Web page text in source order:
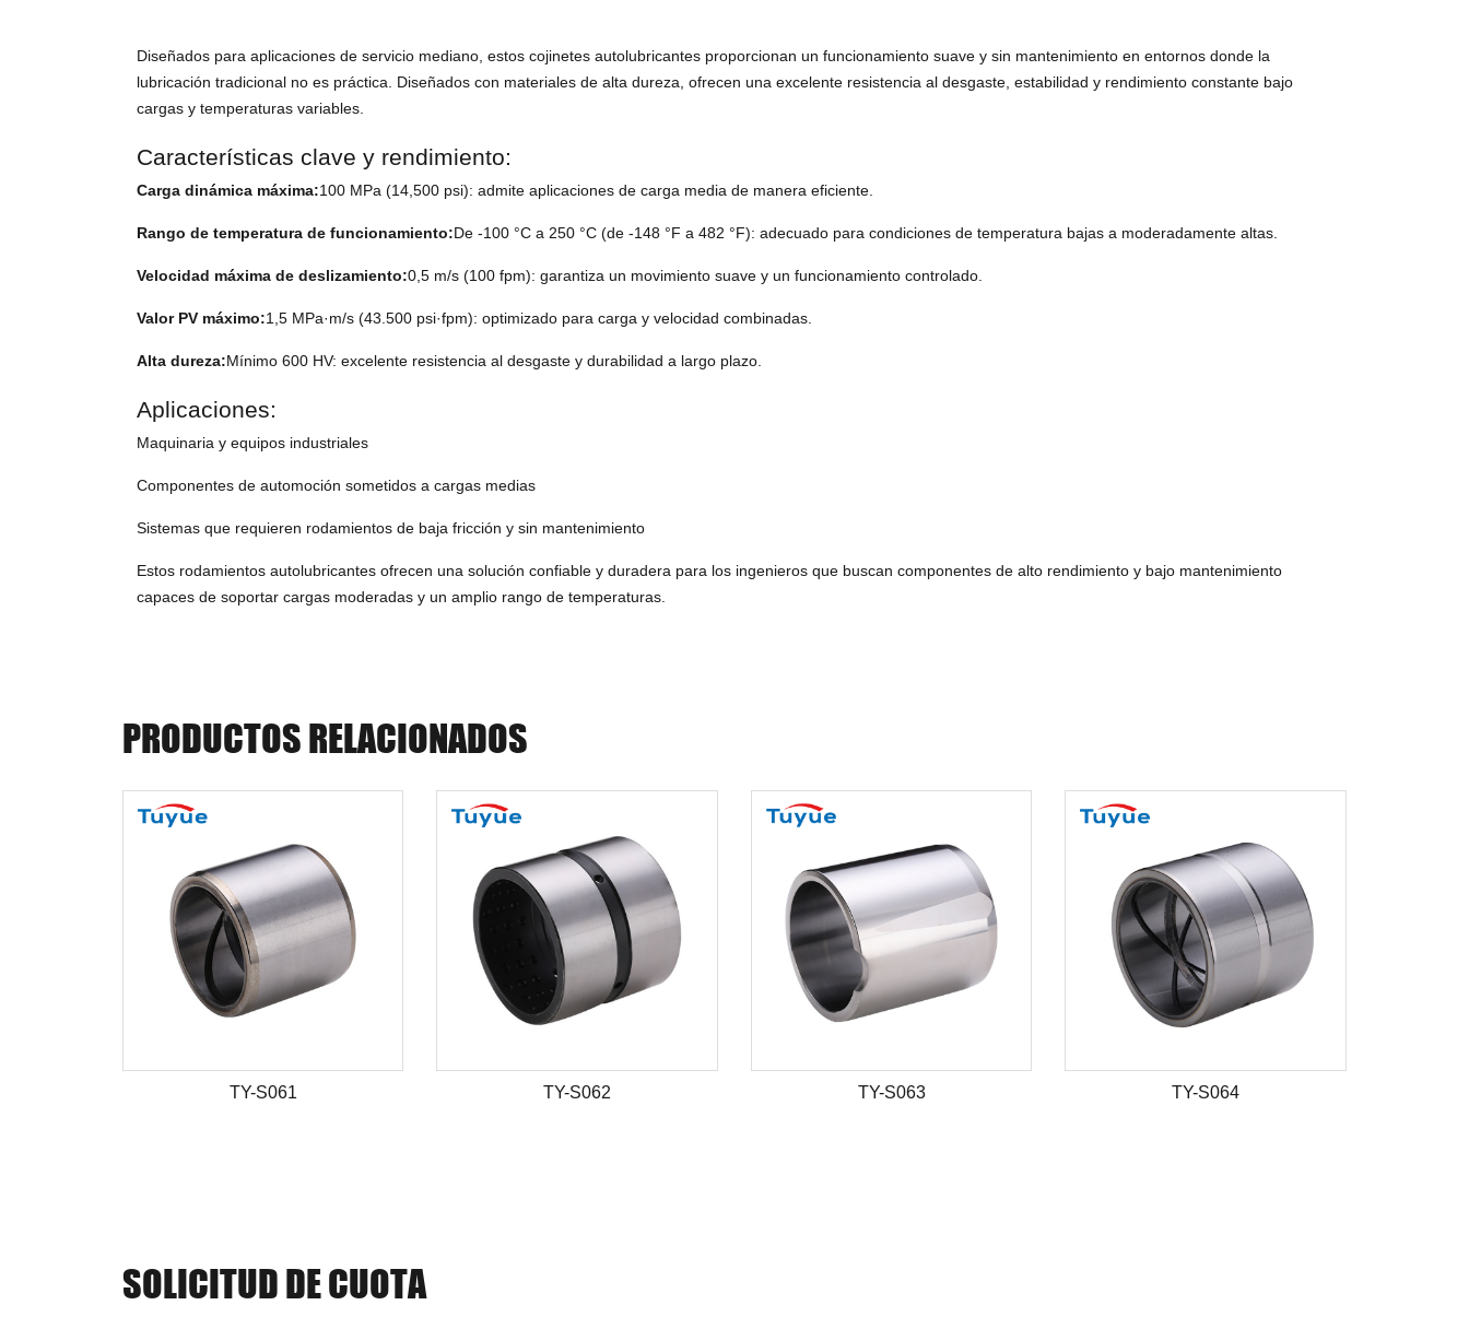
Diseñados para aplicaciones de servicio mediano, estos cojinetes autolubricantes proporcionan un funcionamiento suave y sin mantenimiento en entornos donde la
lubricación tradicional no es práctica. Diseñados con materiales de alta dureza, ofrecen una excelente resistencia al desgaste, estabilidad y rendimiento constante bajo
cargas y temperaturas variables.
Características clave y rendimiento:
Carga dinámica máxima:100 MPa (14,500 psi): admite aplicaciones de carga media de manera eficiente.
Rango de temperatura de funcionamiento:De -100 °C a 250 °C (de -148 °F a 482 °F): adecuado para condiciones de temperatura bajas a moderadamente altas.
Velocidad máxima de deslizamiento:0,5 m/s (100 fpm): garantiza un movimiento suave y un funcionamiento controlado.
Valor PV máximo:1,5 MPa·m/s (43.500 psi·fpm): optimizado para carga y velocidad combinadas.
Alta dureza:Mínimo 600 HV: excelente resistencia al desgaste y durabilidad a largo plazo.
Aplicaciones:
Maquinaria y equipos industriales
Componentes de automoción sometidos a cargas medias
Sistemas que requieren rodamientos de baja fricción y sin mantenimiento
Estos rodamientos autolubricantes ofrecen una solución confiable y duradera para los ingenieros que buscan componentes de alto rendimiento y bajo mantenimiento
capaces de soportar cargas moderadas y un amplio rango de temperaturas.
PRODUCTOS RELACIONADOS
TY-S061 TY-S062 TY-S063 TY-S064
SOLICITUD DE CUOTA